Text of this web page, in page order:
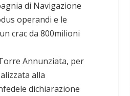
di Navigazione
operandi e le
crac da 800milioni
Annunziata, per
alla
dichiarazione